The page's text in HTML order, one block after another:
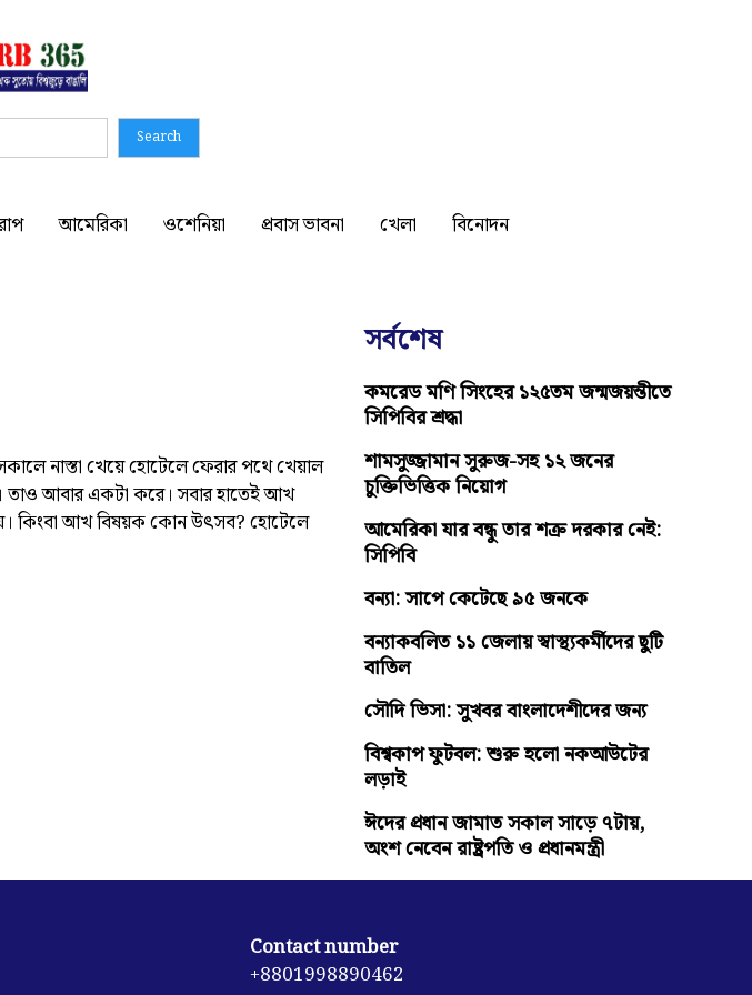
Search
আমেরিকা ওশেনিয়া প্রবাস ভাবনা খেলা বিনোদন
নাস্তা খেয়ে হোটেলে ফেরার পথে খেয়াল
তাও আবার একটা করে। সবার হাতেই আখ
কিংবা আখ বিষয়ক কোন উৎসব? হোটেলে
সর্বশেষ
কমরেড মণি সিংহের ১২৫তম জন্মজয়ন্তীতে
সিপিবির শ্রদ্ধা
শামসুজ্জামান সুরুজ-সহ ১২ জনের
চুক্তিভিত্তিক নিয়োগ
আমেরিকা যার বন্ধু তার শত্রু দরকার নেই:
সিপিবি
বন্যা: সাপে কেটেছে ৯৫ জনকে
বন্যাকবলিত ১১ জেলায় স্বাস্থ্যকর্মীদের ছুটি
বাতিল
সৌদি ভিসা: সুখবর বাংলাদেশীদের জন্য
বিশ্বকাপ ফুটবল: শুরু হলো নকআউটের
লড়াই
ঈদের প্রধান জামাত সকাল সাড়ে ৭টায়,
অংশ নেবেন রাষ্ট্রপতি ও প্রধানমন্ত্রী
Contact number
+8801998890462